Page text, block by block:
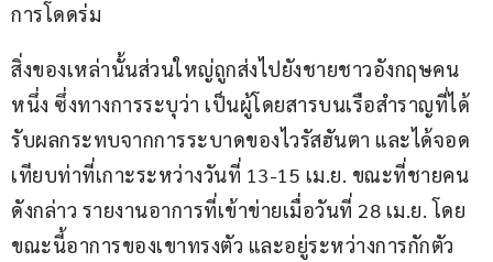
การโดดร่ม
สิ่งของเหล่านั้นส่วนใหญ่ถูกส่งไปยังชายชาวอังกฤษคน
หนึ่ง ซึ่งทางการระบุว่า เป็นผู้โดยสารบนเรือสำราญที่ได้
รับผลกระทบจากการระบาดของไวรัสฮันตา และได้จอด
เทียบท่าที่เกาะระหว่างวันที่ 13-15 เม.ย. ขณะที่ชายคน
ดังกล่าว รายงานอาการที่เข้าข่ายเมื่อวันที่ 28 เม.ย. โดย
ขณะนี้อาการของเขาทรงตัว และอยู่ระหว่างการกักตัว